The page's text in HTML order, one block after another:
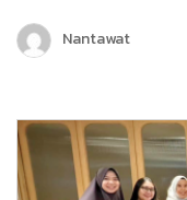
เด็ก ๆ และเยาวชน หนึ่งใ
ภายในงานก็คือ Virtual
Nantawat